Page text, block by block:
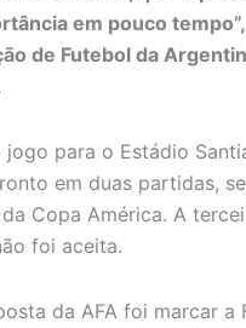
em pouco
de Futebol da
para o Estádio
em duas partidas,
Copa América. A
foi aceita.
da AFA foi marcar a